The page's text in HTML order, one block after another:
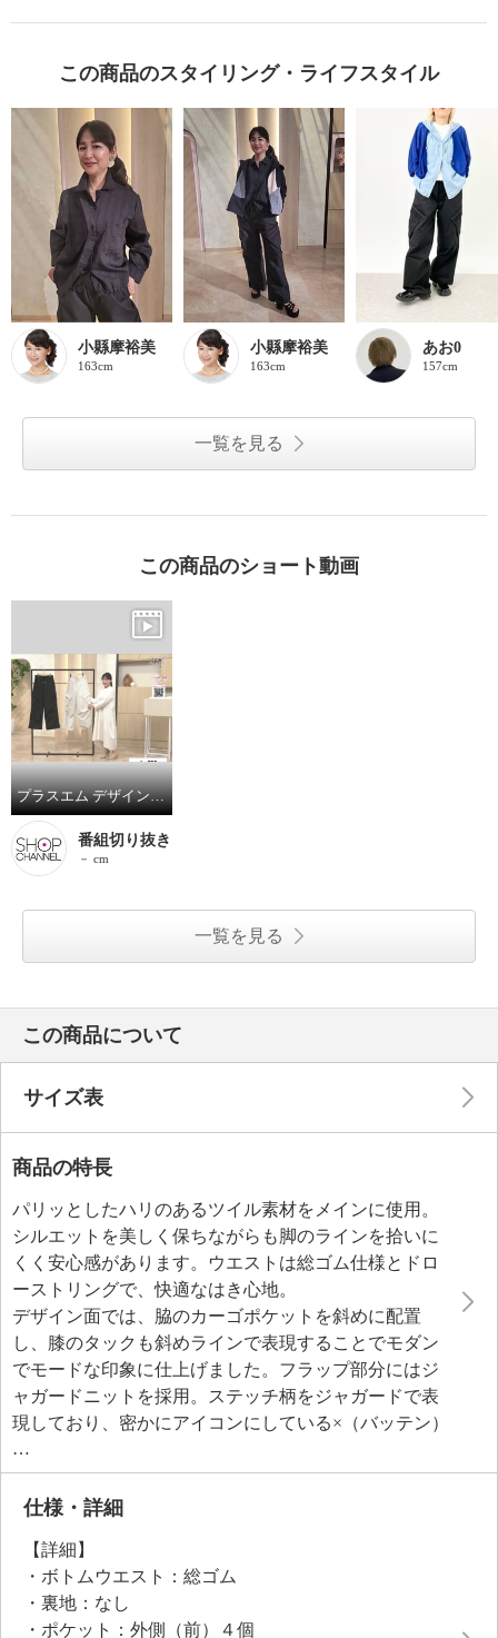
この商品のスタイリング・ライフスタイル
小縣摩裕美
163cm
小縣摩裕美
163cm
あお0
157cm
一覧を見る
この商品のショート動画
プラスエム デザインカーゴパンツ
番組切り抜き
－ cm
一覧を見る
この商品について
サイズ表
商品の特長
パリッとしたハリのあるツイル素材をメインに使用。
シルエットを美しく保ちながらも脚のラインを拾いに
くく安心感があります。ウエストは総ゴム仕様とドロ
ーストリングで、快適なはき心地。
デザイン面では、脇のカーゴポケットを斜めに配置
し、膝のタックも斜めラインで表現することでモダン
でモードな印象に仕上げました。フラップ部分にはジ
ャガードニットを採用。ステッチ柄をジャガードで表
現しており、密かにアイコンにしている×（バッテン）
模様を忍ばせたデザイナーの遊び心も感じられます。
シルエットはリラックス感のあるセミワイドで、トレ
ンドを感じさせつつも、さまざまなシーンに対応する
ルエットの調整が可能。さらに余ったドローストリン
グが邪魔にならないよう、内側で結び留めるループを
装備するなど、細部へのこだわりが光ります。
仕様・詳細
【詳細】
・ボトムウエスト：総ゴム
・裏地：なし
・ポケット：外側（前）４個